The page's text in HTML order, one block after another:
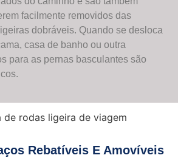
facilmente removidos das
dobráveis. Quando se desloca
casa de banho ou outra
para as pernas basculantes são
Rebatíveis E Amovíveis